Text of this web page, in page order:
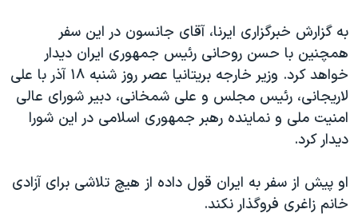
اسرائیل در جنگ
نرگس محمدی برنده جایزه نوبل صلح
همایش محافظه‌کاران آمریکا «سی‌پک»
صفحه‌های ویژه
سفر پرزیدنت ترامپ به چین
به گزارش خبرگزاری ایرنا، آقای جانسون در این سفر
همچنین با حسن روحانی رئیس جمهوری ایران دیدار
خواهد کرد. وزیر خارجه بریتانیا عصر روز شنبه ۱۸ آذر با علی
لاریجانی، رئیس مجلس و علی شمخانی، دبیر شورای عالی
امنیت ملی و نماینده رهبر جمهوری اسلامی در این شورا
دیدار کرد.
او پیش از سفر به ایران قول داده از هیچ تلاشی برای آزادی
خانم زاغری فروگذار نکند.